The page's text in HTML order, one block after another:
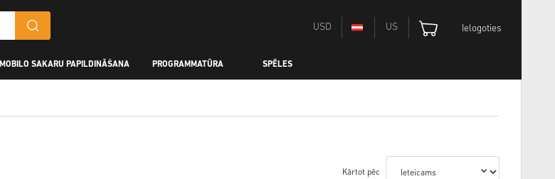
USD US Ielogoties
MOBILO SAKARU PAPILDINĀŠANA PROGRAMMATŪRA SPĒLES
Kārtot pēc